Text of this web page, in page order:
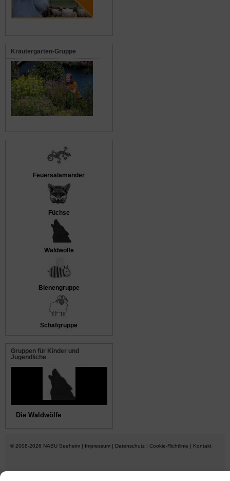
Kräutergarten-Gruppe
Feuersalamander
Füchse
Waldwölfe
Bienengruppe
Schafgruppe
Gruppen für Kinder und
Jugendliche
Die Waldwölfe
© 2008-2026 NABU Seeheim | Impressum | Datenschutz | Cookie-Richtlinie | Kontakt